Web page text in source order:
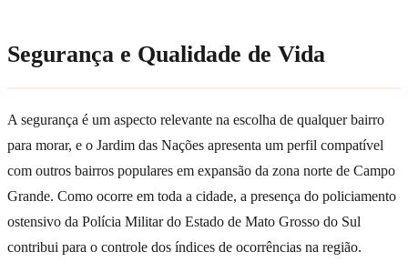
Segurança e Qualidade de Vida
A segurança é um aspecto relevante na escolha de qualquer bairro
para morar, e o Jardim das Nações apresenta um perfil compatível
com outros bairros populares em expansão da zona norte de Campo
Grande. Como ocorre em toda a cidade, a presença do policiamento
ostensivo da Polícia Militar do Estado de Mato Grosso do Sul
contribui para o controle dos índices de ocorrências na região.